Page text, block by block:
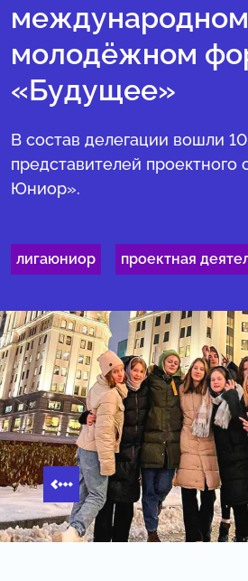
международном
молодёжном
«Будущее»
В состав делегации вошли
представителей проектного
Юниор».
лигаюниор проектная